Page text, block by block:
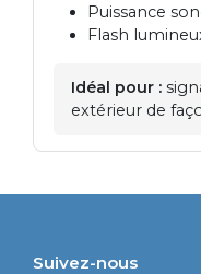
Puissance
Flash
Idéal pour :
extérieur de
Suivez-nous